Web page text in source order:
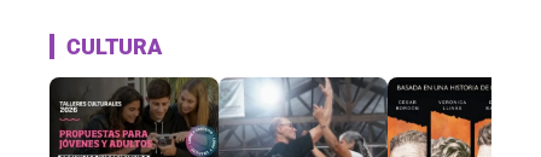
CULTURA